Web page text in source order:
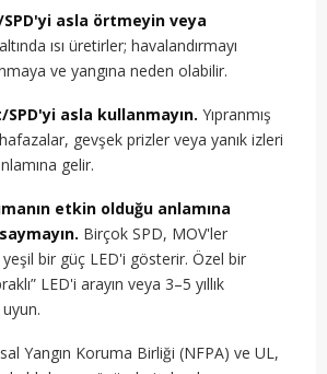
asla örtmeyin veya
ısı üretirler; havalandırmayı
ve yangına neden olabilir.
SPD'yi asla kullanmayın. Yıpranmış
gevşek prizler veya yanık izleri
gelir.
etkin olduğu anlamına
Birçok SPD, MOV'ler
yeşil bir güç LED'i gösterir. Özel bir
LED'i arayın veya 3–5 yıllık
Yangın Koruma Birliği (NFPA) ve UL,